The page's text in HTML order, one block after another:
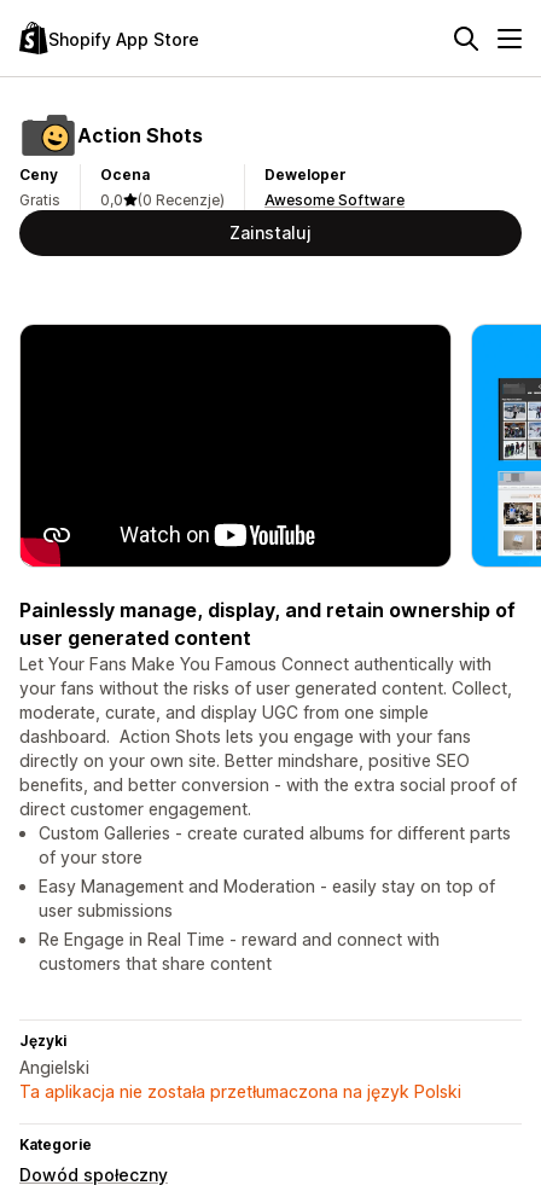
Shopify App Store
Action Shots
Ceny
Gratis
Ocena
0,0
(0 Recenzje)
Deweloper
Awesome Software
Zainstaluj
Painlessly manage, display, and retain ownership of
user generated content
Let Your Fans Make You Famous Connect authentically with
your fans without the risks of user generated content. Collect,
moderate, curate, and display UGC from one simple
dashboard. ‍ Action Shots lets you engage with your fans
directly on your own site. Better mindshare, positive SEO
benefits, and better conversion - with the extra social proof of
direct customer engagement.
Custom Galleries - create curated albums for different parts
of your store
Easy Management and Moderation - easily stay on top of
user submissions
Re Engage in Real Time - reward and connect with
customers that share content
Języki
Angielski
Ta aplikacja nie została przetłumaczona na język Polski
Kategorie
Dowód społeczny